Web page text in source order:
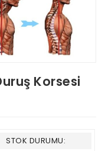
Korsesi
STOK DURUMU: